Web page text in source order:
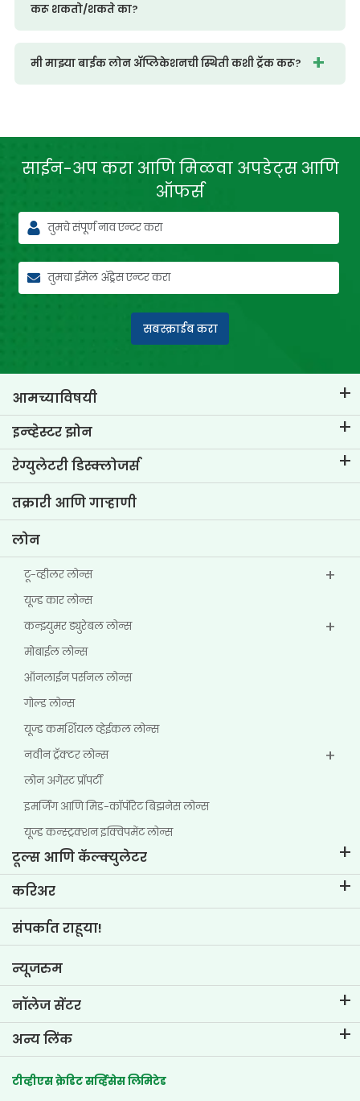
करू शकतो/शकते का?
मी माझ्या बाईक लोन ॲप्लिकेशनची स्थिती कशी ट्रॅक करू?
साईन-अप करा आणि मिळवा अपडेट्स आणि
ऑफर्स
सबस्क्राईब करा
आमच्याविषयी
टीव्हीएस क्रेडिट विषयी
आमचा ब्रँड जाणून घ्या
मुख्य प्रोफाईल्स
इन्व्हेस्टर झोन
कॉर्पोरेट गव्हर्नन्स
इन्व्हेस्टर माहिती
रेग्युलेटरी डिस्क्लोजर्स
पॉलिसी
इतर डिस्क्लोजर
तक्रारी आणि गाऱ्हाणी
लोन
टू-व्हीलर लोन्स
यूज्ड कार लोन्स
कन्झ्युमर ड्युरेबल लोन्स
मोबाईल लोन्स
ऑनलाईन पर्सनल लोन्स
गोल्ड लोन्स
यूज्ड कमर्शियल व्हेईकल लोन्स
नवीन ट्रॅक्टर लोन्स
लोन अगेंस्ट प्रॉपर्टी
इमर्जिंग आणि मिड-कॉर्पोरेट बिझनेस लोन्स
यूज्ड कन्स्ट्रक्शन इक्विपमेंट लोन्स
टूल्स आणि कॅल्क्युलेटर
ईएमआय कॅल्क्युलेटर
टू-व्हीलर लोन ईएमआय कॅल्क्युलेटर
कार वॅल्यूएशन टूल
करिअर
टीव्हीएस क्रेडिट मधील जीवन
नोकरीच्या संधी
संपर्कात राहूया!
न्यूजरुम
नॉलेज सेंटर
ब्लॉग
एफएक्यू
प्रशंसापत्रे
अन्य लिंक
डीलर लोकेटर
टीव्हीएस क्रेडिट सर्व्हिसेस लिमिटेड